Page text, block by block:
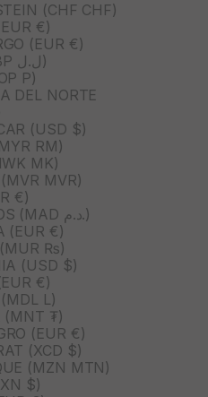
(CHF CHF)
€)
(EUR €)
LÍBANO (LBP ل.ل)
P)
DEL NORTE
(USD $)
RM)
MK)
MVR)
€)
MARRUECOS (MAD د.م.)
(EUR €)
(MUR ₨)
(USD $)
€)
L)
(MNT ₮)
(EUR €)
(XCD $)
(MZN MTN)
$)